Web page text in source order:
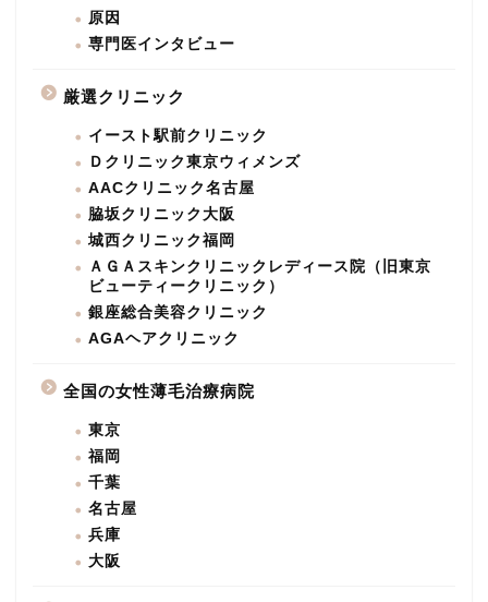
原因
専門医インタビュー
厳選クリニック
イースト駅前クリニック
Ｄクリニック東京ウィメンズ
AACクリニック名古屋
脇坂クリニック大阪
城西クリニック福岡
ＡＧＡスキンクリニックレディース院（旧東京
ビューティークリニック）
銀座総合美容クリニック
AGAヘアクリニック
全国の女性薄毛治療病院
東京
福岡
千葉
名古屋
兵庫
大阪